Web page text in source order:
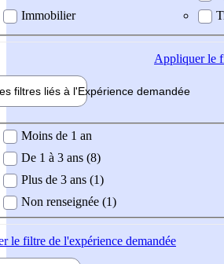
Immobilier
Appliquerle
filtres liés à l'Expérience demandée
demandée
Moins de 1 an
De 1 à 3 ans (8)
Plus de 3 ans (1)
Non renseignée (1)
le filtre de l'expérience demandée